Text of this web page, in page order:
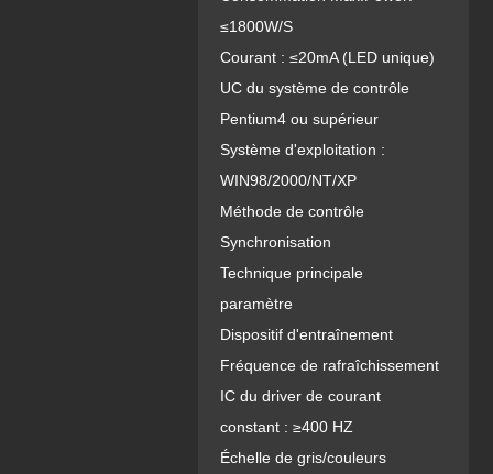
≤1800W/S
Courant : ≤20mA (LED unique)
UC du système de contrôle
Pentium4 ou supérieur
Système d'exploitation :
WIN98/2000/NT/XP
Méthode de contrôle
Synchronisation
Technique principale
paramètre
Dispositif d'entraînement
Fréquence de rafraîchissement
IC du driver de courant
constant : ≥400 HZ
Échelle de gris/couleurs